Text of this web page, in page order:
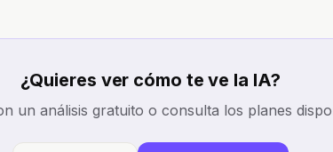
¿Quieres ver cómo te ve la IA?
un análisis gratuito o consulta los planes